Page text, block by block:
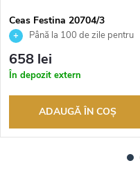
Ceas Festina 20704/3
Până la 100 de zile pentru
returnarea bunurilor. Vânzător
autorizat
658 lei
În depozit extern
ADAUGĂ ÎN COŞ